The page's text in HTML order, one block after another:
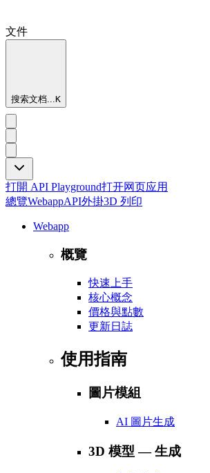
文件
搜索文档...K
打開 API Playground打开网页应用
總覽WebappAPI外掛3D 列印
Webapp
概覽
快速上手
核心概念
價格與點數
更新日誌
使用指南
圖片模組
AI 圖片生成
3D 模型 — 生成